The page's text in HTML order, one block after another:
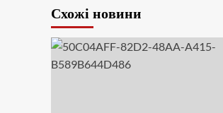
Схожі новини